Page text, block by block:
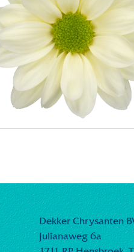
Dekker Chrysanten
Julianaweg 6a